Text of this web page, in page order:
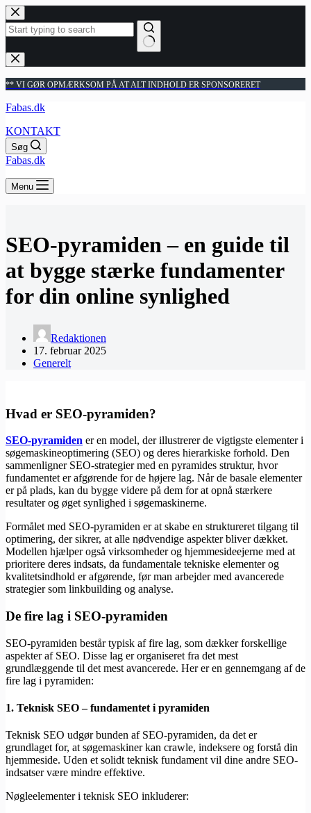
Fortsæt
til
indhold
Ingen
resultater
** VI GØR OPMÆRKSOM PÅ AT ALT INDHOLD ER SPONSORERET
Fabas.dk
KONTAKT
Søg
Fabas.dk
Menu
SEO-pyramiden – en guide til
at bygge stærke fundamenter
for din online synlighed
Redaktionen
17. februar 2025
Generelt
Hvad er SEO-pyramiden?
SEO-pyramiden er en model, der illustrerer de vigtigste elementer i
søgemaskineoptimering (SEO) og deres hierarkiske forhold. Den
sammenligner SEO-strategier med en pyramides struktur, hvor
fundamentet er afgørende for de højere lag. Når de basale elementer
er på plads, kan du bygge videre på dem for at opnå stærkere
resultater og øget synlighed i søgemaskinerne.
Formålet med SEO-pyramiden er at skabe en struktureret tilgang til
optimering, der sikrer, at alle nødvendige aspekter bliver dækket.
Modellen hjælper også virksomheder og hjemmesideejerne med at
prioritere deres indsats, da fundamentale tekniske elementer og
kvalitetsindhold er afgørende, før man arbejder med avancerede
strategier som linkbuilding og analyse.
De fire lag i SEO-pyramiden
SEO-pyramiden består typisk af fire lag, som dækker forskellige
aspekter af SEO. Disse lag er organiseret fra det mest
grundlæggende til det mest avancerede. Her er en gennemgang af de
fire lag i pyramiden:
1. Teknisk SEO – fundamentet i pyramiden
Teknisk SEO udgør bunden af SEO-pyramiden, da det er
grundlaget for, at søgemaskiner kan crawle, indeksere og forstå din
hjemmeside. Uden et solidt teknisk fundament vil dine andre SEO-
indsatser være mindre effektive.
Nøgleelementer i teknisk SEO inkluderer: